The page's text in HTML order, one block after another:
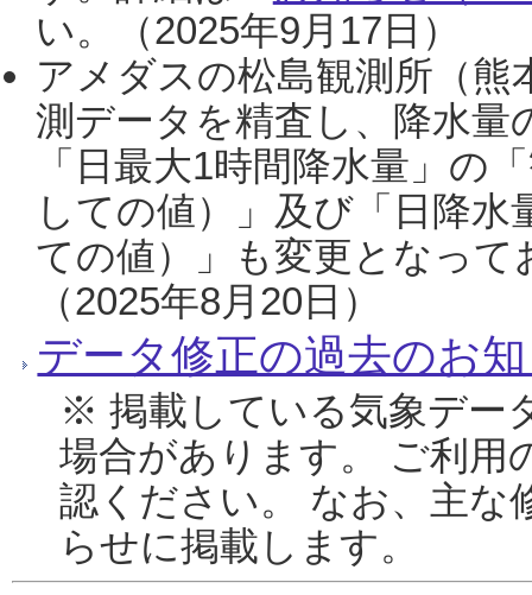
い。（2025年9月17日）
アメダスの松島観測所（熊
測データを精査し、降水
「日最大1時間降水量」の
しての値）」及び「日降
ての値）」も変更となっ
（2025年8月20日）
データ修正の過去のお
※ 掲載している気象デー
場合があります。 ご利用
認ください。 なお、主な
らせに掲載します。